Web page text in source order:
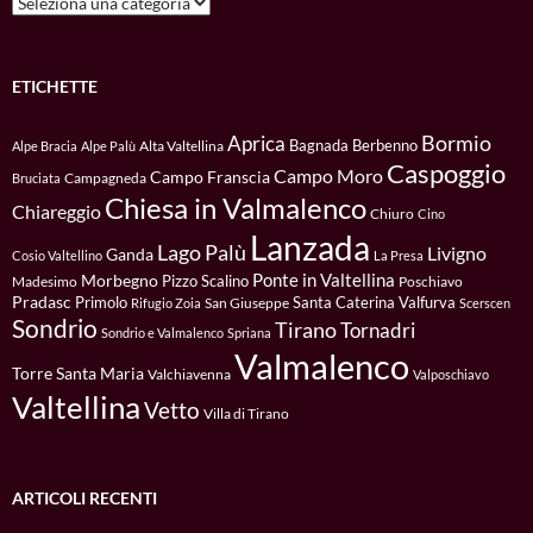
ETICHETTE
Alpe Bracia Alpe Palù Alta Valtellina Aprica Bagnada Berbenno Bormio
Bruciata Campagneda Campo FransciaCampo Moro Caspoggio
Chiareggio Chiesa in Valmalenco Chiuro Cino
Cosio Valtellino Ganda Lago Palù Lanzada La Presa Livigno
Madesimo Morbegno Pizzo Scalino Ponte in Valtellina Poschiavo
Pradasc Primolo Rifugio Zoia San Giuseppe Santa Caterina Valfurva Scerscen
Sondrio Sondrio e Valmalenco Spriana TiranoTornadri
Torre Santa Maria Valchiavenna Valmalenco Valposchiavo
ValtellinaVetto Villa di Tirano
ARTICOLI RECENTI